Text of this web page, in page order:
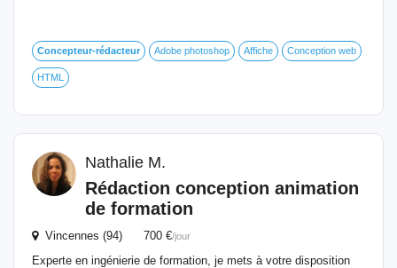
Concepteur-rédacteur Adobe photoshop Affiche Conception web
HTML
Nathalie M.
Rédaction conception animation
de formation
Vincennes (94) 700 €/jour
Experte en ingénierie de formation, je mets à votre disposition